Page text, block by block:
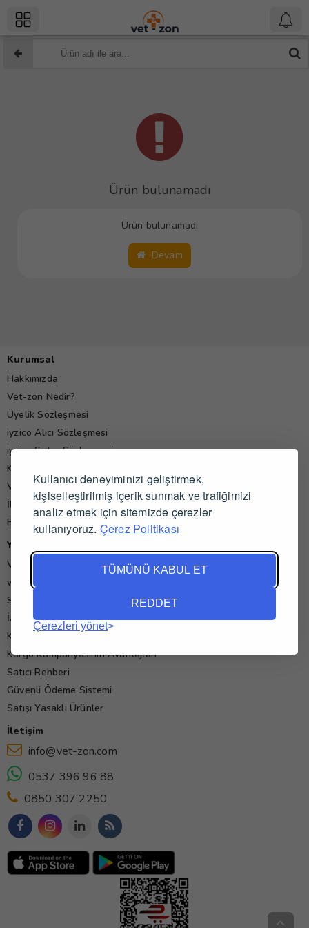
Kullanıcı deneyiminizi geliştirmek,
kişiselleştirilmiş içerik sunmak ve trafiğimizi
analiz etmek için sitemizde çerezler
kullanıyoruz. Çerez Politikası
TÜMÜNÜ KABUL ET
REDDET
Çerezleri yönet
Ürün bulunamadı
Ürün bulunamadı
Devam
Kurumsal
Hakkımızda
Vet-zon Nedir?
Üyelik Sözleşmesi
iyzico Alıcı Sözleşmesi
iyzico Satıcı Sözleşmesi
Kişisel Verilerin Korunması Politikası
Veteriner Hekim Yorumları
İletişim
Blog
Yardım
Veteriner İş İlanları
vet-zon'da Alışveriş ve Satış
Sık Sorulan Sorular
İade ve İptal Koşulları
Kullanım Koşulları
Kargo Kampanyasının Avantajları
Satıcı Rehberi
Güvenli Ödeme Sistemi
Satışı Yasaklı Ürünler
İletişim
info@vet-zon.com
0537 396 96 88
0850 307 2250